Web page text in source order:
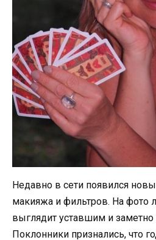
Недавно в сети появился
макияжа и фильтров. На фото
выглядит уставшим и
Поклонники признались, что